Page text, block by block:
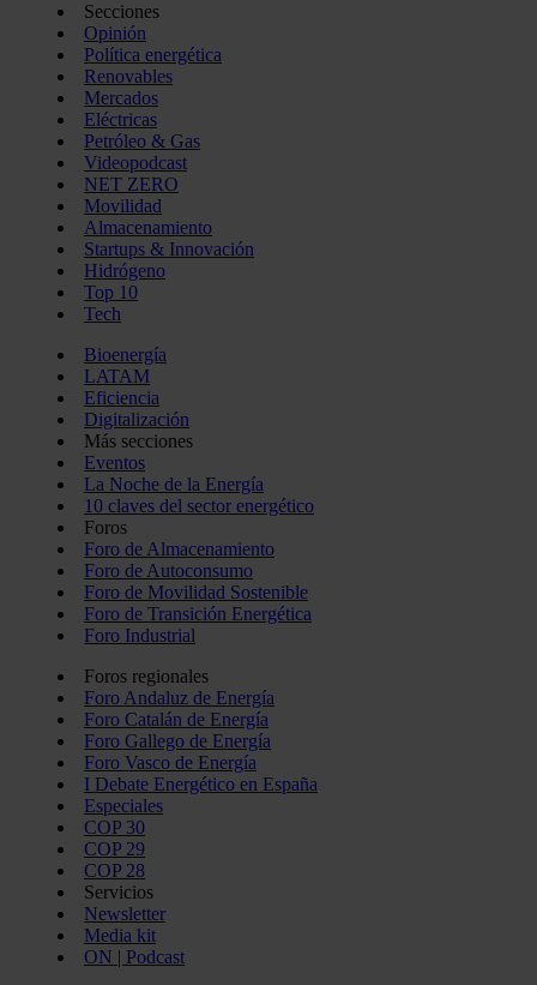
Secciones
Opinión
Política energética
Renovables
Mercados
Eléctricas
Petróleo & Gas
Videopodcast
NET ZERO
Movilidad
Almacenamiento
Startups & Innovación
Hidrógeno
Top 10
Tech
Bioenergía
LATAM
Eficiencia
Digitalización
Más secciones
Eventos
La Noche de la Energía
10 claves del sector energético
Foros
Foro de Almacenamiento
Foro de Autoconsumo
Foro de Movilidad Sostenible
Foro de Transición Energética
Foro Industrial
Foros regionales
Foro Andaluz de Energía
Foro Catalán de Energía
Foro Gallego de Energía
Foro Vasco de Energía
I Debate Energético en España
Especiales
COP 30
COP 29
COP 28
Servicios
Newsletter
Media kit
ON | Podcast